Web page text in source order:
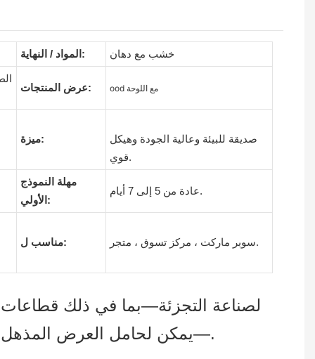
المواد / النهاية:
عرض المنتجات: ood مع اللوحة
ميزة:
صديقة للبيئة وعالية الجودة وهيكل
قوي.
مهلة النموذج
الأولي:
عادة من 5 إلى 7 أيام.
مناسب ل: سوبر ماركت ، مركز تسوق ، متجر.
لصناعة التجزئة—بما في ذلك قطاعات
—يمكن لحامل العرض المذهل أن يجذب انتباه العملاء ويقدم عرضًا فعالاً للمنتجات وحجم مبيعات أكبر بشكل ملحوظ.